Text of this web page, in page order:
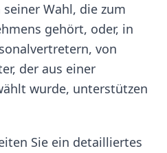
Wahl, die zum
gehört, oder, in
von
der aus einer
wurde, unterstützen
Sie ein detailliertes